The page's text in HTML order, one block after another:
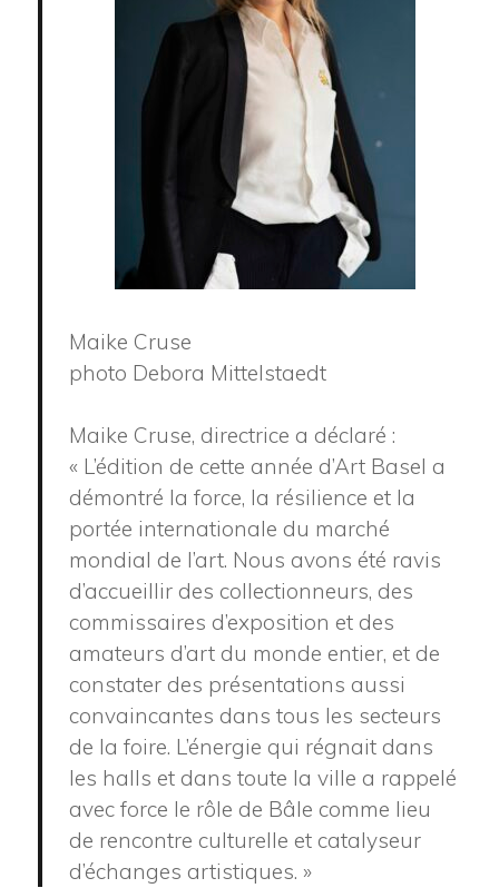
Maike Cruse
photo Debora Mittelstaedt
Maike Cruse, directrice a déclaré :
« L’édition de cette année d’Art Basel a
démontré la force, la résilience et la
portée internationale du marché
mondial de l’art. Nous avons été ravis
d’accueillir des collectionneurs, des
commissaires d’exposition et des
amateurs d’art du monde entier, et de
constater des présentations aussi
convaincantes dans tous les secteurs
de la foire. L’énergie qui régnait dans
les halls et dans toute la ville a rappelé
avec force le rôle de Bâle comme lieu
de rencontre culturelle et catalyseur
d’échanges artistiques. »